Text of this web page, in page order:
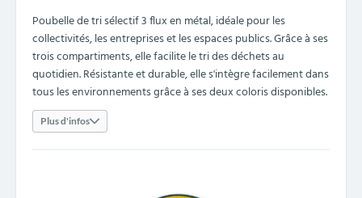
Poubelle de tri sélectif 3 flux en métal, idéale pour les
collectivités, les entreprises et les espaces publics. Grâce à ses
trois compartiments, elle facilite le tri des déchets au
quotidien. Résistante et durable, elle s'intègre facilement dans
tous les environnements grâce à ses deux coloris disponibles.
Plus d'infos